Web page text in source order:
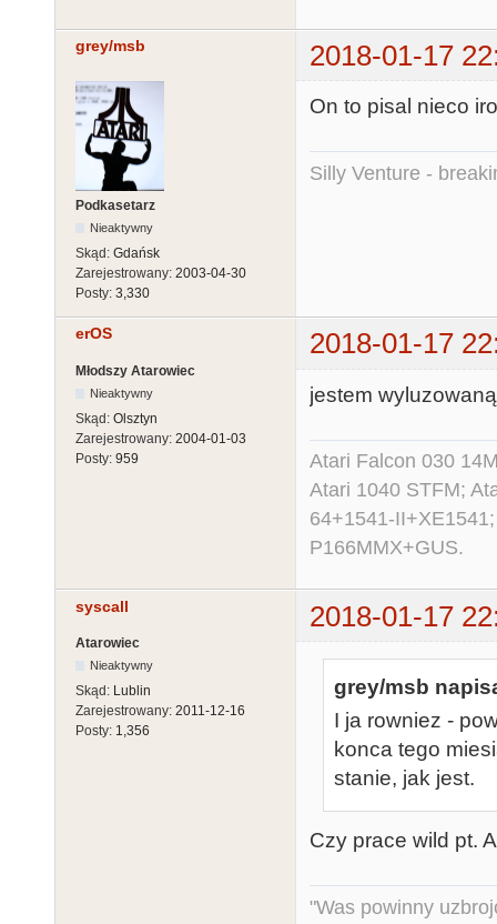
grey/msb 2018-01-17
Podkasetarz
Nieaktywny
Skąd: Gdańsk
Zarejestrowany: 2003-04-30
Posty: 3,330
On to pisal nieco
Silly Venture -
erOS 2018-01-17
Młodszy Atarowiec
Nieaktywny
Skąd: Olsztyn
Zarejestrowany: 2004-01-03
Posty: 959
jestem
Atari Falcon 030
Atari 1040 STFM;
64+1541-
P166MMX+GUS.
syscall 2018-01-17
Atarowiec
Nieaktywny
Skąd: Lublin
Zarejestrowany: 2011-12-16
Posty: 1,356
grey/msb
I ja rowniez -
konca tego
stanie, jak jest.
Czy prace wild pt.
"Was powinny